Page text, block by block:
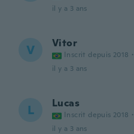
il y a 3 ans
V Vitor
Inscrit depuis 2018 ·
il y a 3 ans
L Lucas
Inscrit depuis 2018 ·
il y a 3 ans